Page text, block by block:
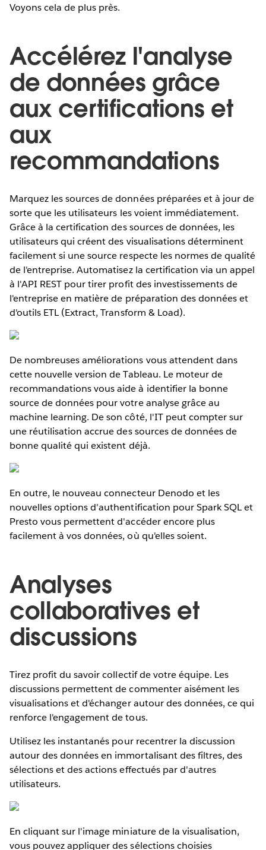
Voyons cela de plus près.
Accélérez l'analyse
de données grâce
aux certifications et
aux
recommandations
Marquez les sources de données préparées et à jour de
sorte que les utilisateurs les voient immédiatement.
Grâce à la certification des sources de données, les
utilisateurs qui créent des visualisations déterminent
facilement si une source respecte les normes de qualité
de l'entreprise. Automatisez la certification via un appel
à l'API REST pour tirer profit des investissements de
l'entreprise en matière de préparation des données et
d'outils ETL (Extract, Transform & Load).
De nombreuses améliorations vous attendent dans
cette nouvelle version de Tableau. Le moteur de
recommandations vous aide à identifier la bonne
source de données pour votre analyse grâce au
machine learning. De son côté, l'IT peut compter sur
une réutilisation accrue des sources de données de
bonne qualité qui existent déjà.
En outre, le nouveau connecteur Denodo et les
nouvelles options d'authentification pour Spark SQL et
Presto vous permettent d'accéder encore plus
facilement à vos données, où qu'elles soient.
Analyses
collaboratives et
discussions
Tirez profit du savoir collectif de votre équipe. Les
discussions permettent de commenter aisément les
visualisations et d'échanger autour des données, ce qui
renforce l'engagement de tous.
Utilisez les instantanés pour recentrer la discussion
autour des données en immortalisant des filtres, des
sélections et des actions effectués par d'autres
utilisateurs.
En cliquant sur l'image miniature de la visualisation,
vous pouvez appliquer des sélections choisies